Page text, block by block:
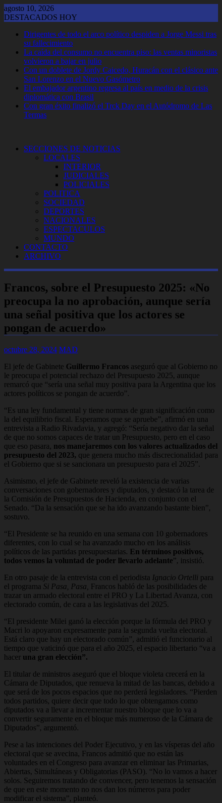
Saltar
al
agosto 10, 2026
DESTACADOS HOY
Dirigentes de todo el arco político despiden a Jorge Messi tras
su fallecimiento
La caída del consumo no encuentra piso: las ventas minoristas
volvieron a bajar en julio
Con un doblete de Jordy Caicedo, Huracán con el clásico ante
San Lorenzo en el Nuevo Gasómetro
El embajador argentino regresa al país en medio de la crisis
diplomática con Brasil
Con gran éxito finalizó el Trck Day en el Autódromo de Las
Termas
SECCIONES DE NOTICIAS
LOCALES
INTERIOR
JUDICIALES
POLICIALES
POLITICA
SOCIEDAD
DEPORTES
NACIONALES
ESPECTACULOS
MUNDO
CONTACTO
ARCHIVO
Francos, sobre el Presupuesto 2025: «No
preocupa la no aprobación, aunque sería
una señal positiva que los actores se
pongan de acuerdo»
octubre 28, 2024 MAD
El jefe de Gabinete Guillermo Francos aseguró que al Gobierno no
le preocupa el potencial rechazo del Presupuesto 2025, aunque
remarcó que “sería una señal muy positiva para la Argentina que los
actores políticos se pongan de acuerdo”.
“Es una ley fundamental y tiene normas de gran significación como
la del equilibrio fiscal. Esperamos que se apruebe”, afirmó en una
entrevista a Radio Rivadavia, y agregó: “Sería negativo dar la señal
de que no somos capaces de tratar un Presupuesto, pero en el caso
que eso pasara, nos manejaremos con los valores actualizados del
presupuesto del 2023, que genera mucho más discrecionalidad para
el Gobierno que si se sancionara un presupuesto para el 2025”.
Asimismo, el jefe de Gabinete reveló la existencia de varias
conversaciones con gobernadores y diputados, y destacó la tarea de
la Comisión de Presupuestos de Hacienda, en conjunto con el
Senado. “Da la sensación que se ha ido avanzando bastante bien”,
sostuvo.
“El Presidente se ha reunido en una semana con 10 gobernadores
diferentes, con lo cual se ha avanzado mucho en los análisis
políticos de las partidas presupuestarias. En términos positivos,
todos vemos la voluntad de poder llevarlo adelante”, insistió.
En otro pasaje de la entrevista con el periodista Ignacio Ortelli para
el programa Si Pasa, Pasa,
Francos habló de las posibilidades de
trazar un armado electoral entre el PRO y La Libertad Avanza, con
electorado común, de cara a las legislativas del 2025.
“El presidente Milei ganó la elección porque la fórmula del PRO y
Macri lo apoyaron expresamente para la segunda vuelta electoral.
Está claro que hay un electorado común”, admitió el funcionario al
tiempo que vaticinó que para el año 2025, el espacio libertario “va a
hacer una gran elección”.
El titular de ministros aseguró que el bloque violeta crecerá en la
Cámara de Diputados, que renueva la mitad de las bancas, debido a
que será de los pocos espacios que no perderá legisladores. “Pierden
todos partidos, quiere decir que todo lo que obtengamos como
diputados va a llevar a incrementar nuestro bloque que lo va a
convertir seguramente en el bloque más numeroso de la Cámara de
Diputados”, argumentó.
Pese a las intenciones del Poder Ejecutivo, y en las vísperas del año
electoral que se avecina, Francos admitió que no están las
voluntades en el Congreso para avanzar en eliminar las Primarias,
Abiertas, Simultáneas y Obligatorias (PASO). “No lo vamos a hacer
solos. Seguiremos tratando de convencer, pero tenemos la sensación
de que en este momento no nos dan los números para poder
modificar el sistema”, planteó.